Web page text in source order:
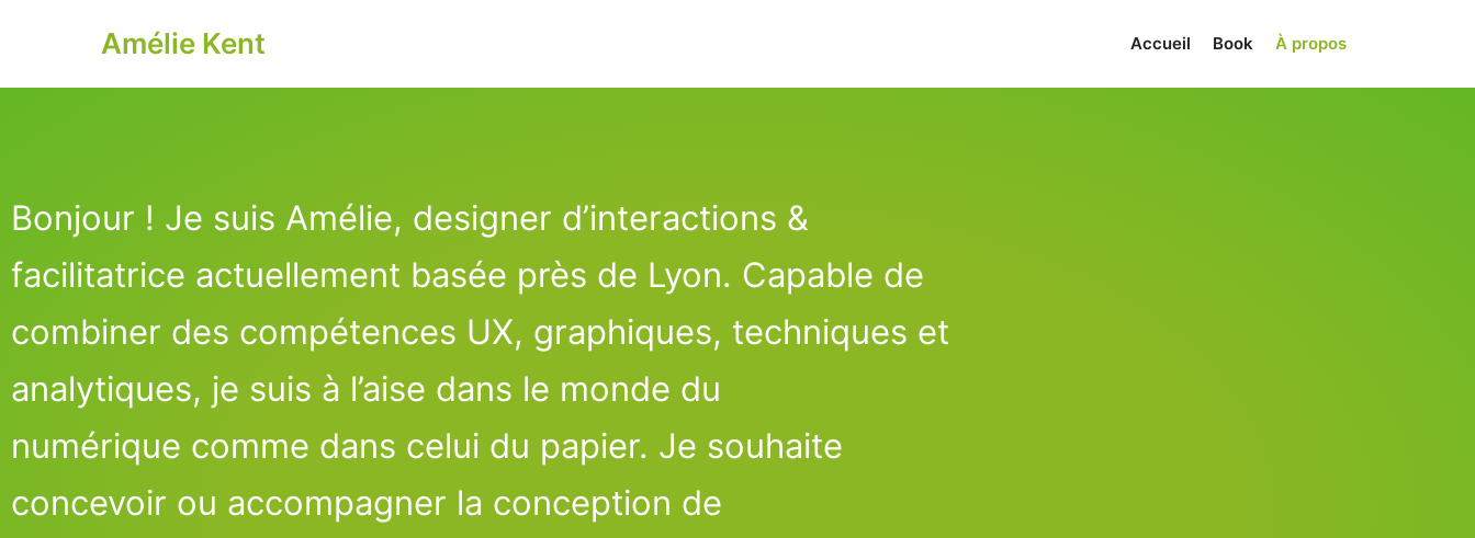
Amélie Kent Accueil Book À propos
Bonjour ! Je suis Amélie, designer d’interactions &
facilitatrice actuellement basée près de Lyon. Capable de
combiner des compétences UX, graphiques, techniques et
analytiques, je suis à l’aise dans le monde du
numérique comme dans celui du papier. Je souhaite
concevoir ou accompagner la conception de